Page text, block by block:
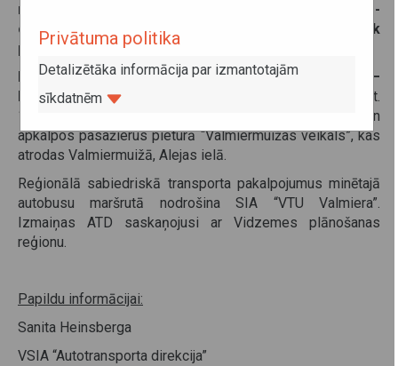
maršrutā Valmiera–Pidriķis–Burtnieki–Valmiera -
oficiālajam kustības sarakstam vienā reisā tiek
pievienota pietura.
Reģionālās nozīmes maršrutā nr. 6615 Valmiera–
Pidriķis–Burtnieki–Valmiera
turpmāk autobuss, plkst.
11.55 izbraucot no Valmieras autoostas, apstāsies un
apkalpos pasažierus pieturā “Valmiermuižas veikals”, kas
atrodas Valmiermuižā, Alejas ielā.
Reģionālā sabiedriskā transporta pakalpojumus minētajā
autobusu maršrutā nodrošina SIA “VTU Valmiera”.
Izmaiņas ATD saskaņojusi ar Vidzemes plānošanas
reģionu.
Papildu informācijai:
Sanita Heinsberga
VSIA “Autotransporta direkcija”
Privātuma politika
Detalizētāka informācija par izmantotajām
sīkdatnēm